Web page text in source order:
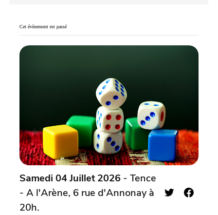
Cet évènement est passé
Samedi 04 Juillet 2026 - Tence
- A l'Arène, 6 rue d'Annonay à
20h.